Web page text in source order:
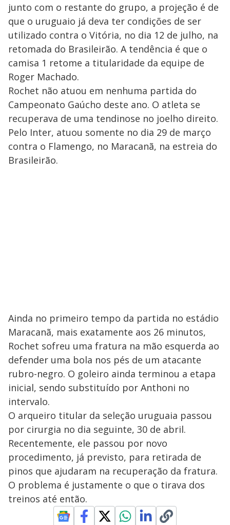
junto com o restante do grupo, a projeção é de
que o uruguaio já deva ter condições de ser
utilizado contra o Vitória, no dia 12 de julho, na
retomada do Brasileirão. A tendência é que o
camisa 1 retome a titularidade da equipe de
Roger Machado.
Rochet não atuou em nenhuma partida do
Campeonato Gaúcho deste ano. O atleta se
recuperava de uma tendinose no joelho direito.
Pelo Inter, atuou somente no dia 29 de março
contra o Flamengo, no Maracanã, na estreia do
Brasileirão.
Ainda no primeiro tempo da partida no estádio
Maracanã, mais exatamente aos 26 minutos,
Rochet sofreu uma fratura na mão esquerda ao
defender uma bola nos pés de um atacante
rubro-negro. O goleiro ainda terminou a etapa
inicial, sendo substituído por Anthoni no
intervalo.
O arqueiro titular da seleção uruguaia passou
por cirurgia no dia seguinte, 30 de abril.
Recentemente, ele passou por novo
procedimento, já previsto, para retirada de
pinos que ajudaram na recuperação da fratura.
O problema é justamente o que o tirava dos
treinos até então.